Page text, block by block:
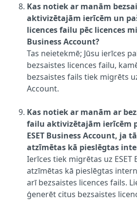
Kas notiek ar manām
aktivizētajām ierīcēm un
licences failu pēc licences
Business Account?
Tas neietekmē; Jūsu ierīces
bezsaistes licences failu,
bezsaistes fails tiek migrēts
Account.
Kas notiek ar manām ar
failu aktivizētajām ierīcēm
ESET Business Account, ja
atzīmētas kā pieslēgtas
Ierīces tiek migrētas uz ESET
atzīmētas kā pieslēgtas
arī bezsaistes licences fails.
ģenerēt citus bezsaistes